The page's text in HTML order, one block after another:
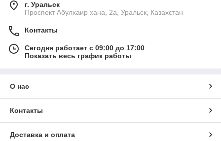
г. Уральск
Проспект Абулхаир хана, 2а, Уральск, Казахстан
Контакты
Сегодня работает с 09:00 до 17:00
Показать весь график работы
О нас
Контакты
Доставка и оплата